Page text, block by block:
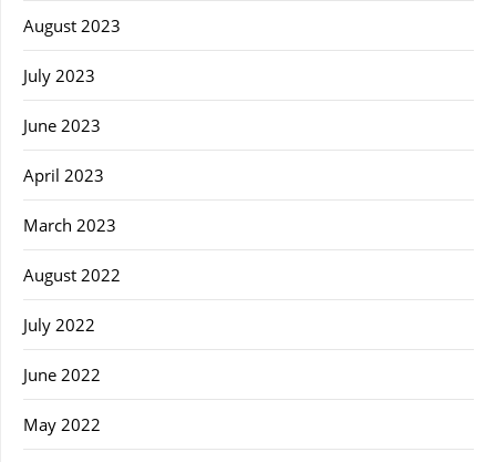
August 2023
July 2023
June 2023
April 2023
March 2023
August 2022
July 2022
June 2022
May 2022